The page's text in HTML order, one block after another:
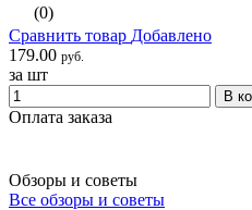
(0)
Сравнить товар Добавлено
179.00 руб.
за шт
В
Оплата заказа
Обзоры и советы
Все обзоры и советы